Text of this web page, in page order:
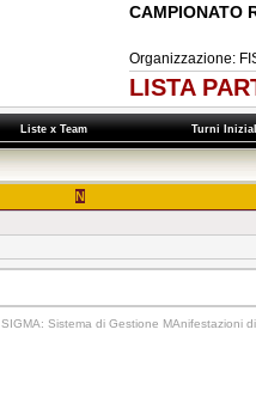
CAMPIONATO
Organizzazione:
LISTA
Liste x Team Turni
N
SIGMA: Sistema di Gestione MAnifestazioni